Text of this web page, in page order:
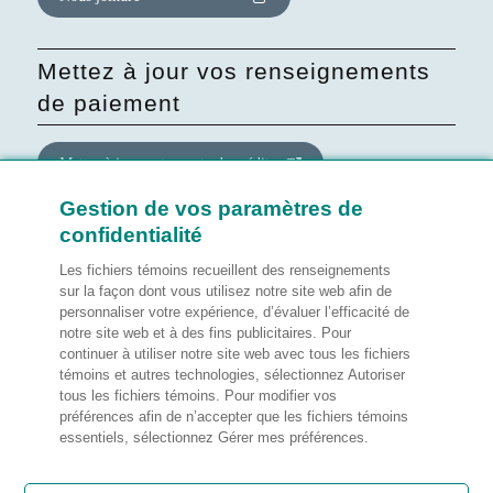
Mettez à jour vos renseignements
de paiement
Mettre à jour votre carte de crédit
Mettre à jour le consentement
quant au site Web
Gérer mes préférences
Notes légales
Gestion de vos paramètres de
confidentialité
Les fichiers témoins recueillent des renseignements
sur la façon dont vous utilisez notre site web afin de
personnaliser votre expérience, d’évaluer l’efficacité de
notre site web et à des fins publicitaires. Pour
continuer à utiliser notre site web avec tous les fichiers
témoins et autres technologies, sélectionnez Autoriser
tous les fichiers témoins. Pour modifier vos
préférences afin de n’accepter que les fichiers témoins
essentiels, sélectionnez Gérer mes préférences.